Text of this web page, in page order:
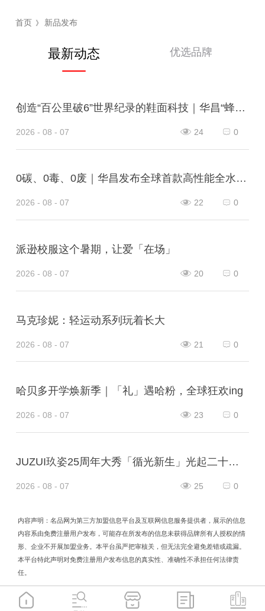
首页 》 新品发布
最新动态 优选品牌
创造“百公里破6”世界纪录的鞋面科技｜华昌“蜂鸟翼网纱”定义极致轻量
2026 - 08 - 07 0
24
0碳、0毒、0废｜华昌发布全球首款高性能全水性鞋革“三零生态皮”
2026 - 08 - 07 0
22
派逊校服这个暑期，让爱「在场」
2026 - 08 - 07 0
20
马克珍妮：轻运动系列玩着长大
2026 - 08 - 07 0
21
哈贝多开学焕新季｜「礼」遇哈粉，全球狂欢ing
2026 - 08 - 07 0
23
JUZUI玖姿25周年大秀「循光新生」光起二十五载，共启新生优雅
2026 - 08 - 07 0
25
内容声明：名品网为第三方加盟信息平台及互联网信息服务提供者，展示的信息
内容系由免费注册用户发布，可能存在所发布的信息未获得品牌所有人授权的情
形、企业不开展加盟业务。本平台虽严把审核关，但无法完全避免差错或疏漏。
本平台特此声明对免费注册用户发布信息的真实性、准确性不承担任何法律责
任。